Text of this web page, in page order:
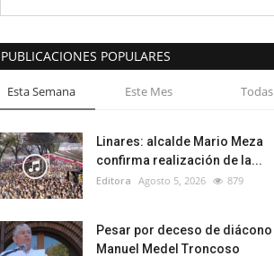
PUBLICACIONES POPULARES
Esta Semana Este Mes Todas
Linares: alcalde Mario Meza
confirma realización de la...
Editora Agosto 5, 2026 879
Pesar por deceso de diácono
Manuel Medel Troncoso